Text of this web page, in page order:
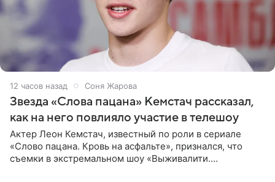
12 часов назад Соня Жарова
Звезда «Слова пацана» Кемстач рассказал,
как на него повлияло участие в телешоу
Актер Леон Кемстач, известный по роли в сериале
«Слово пацана. Кровь на асфальте», признался, что
съемки в экстремальном шоу «Выживалити.